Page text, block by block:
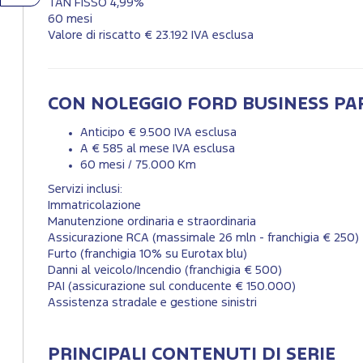
TAN FISSO 4,99%
60 mesi
Valore di riscatto € 23.192 IVA esclusa
CON NOLEGGIO FORD BUSINESS
Anticipo € 9.500 IVA esclusa
A € 585 al mese IVA esclusa
60 mesi / 75.000 Km
Servizi inclusi:
Immatricolazione
Manutenzione ordinaria e straordinaria
Assicurazione RCA (massimale 26 mln - franchigia € 250)
Furto (franchigia 10% su Eurotax blu)
Danni al veicolo/Incendio (franchigia € 500)
PAI (assicurazione sul conducente € 150.000)
Assistenza stradale e gestione sinistri
PRINCIPALI CONTENUTI DI SERIE